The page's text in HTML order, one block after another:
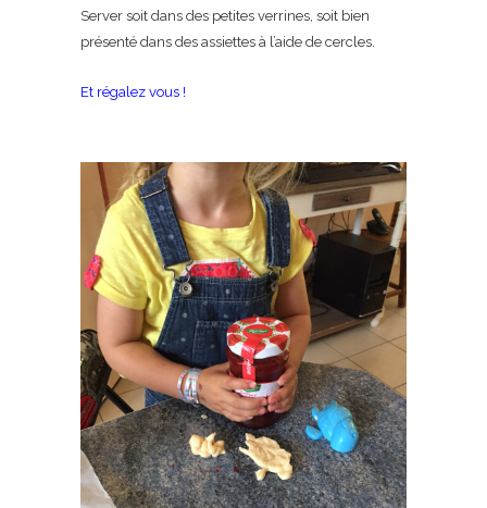
Server soit dans des petites verrines, soit bien
présenté dans des assiettes à l’aide de cercles.
Et régalez vous !